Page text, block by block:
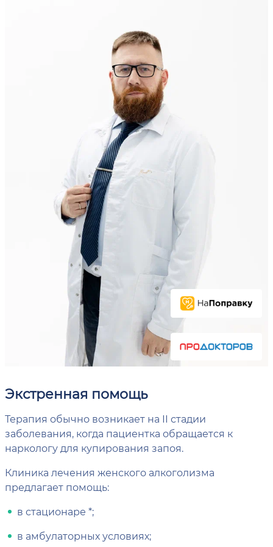
Экстренная помощь
Терапия обычно возникает на II стадии
заболевания, когда пациентка обращается к
наркологу для купирования запоя.
Клиника лечения женского алкоголизма
предлагает помощь:
в стационаре *;
в амбулаторных условиях;